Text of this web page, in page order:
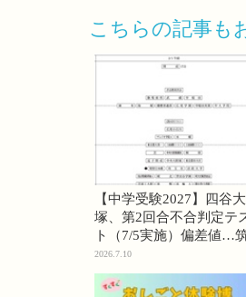
こちらの記事も
【中学受験2027】四谷大
塚、第2回合不合判定テ
ト（7/5実施）偏差値…
74・桜蔭70＜PR＞
2026.7.10